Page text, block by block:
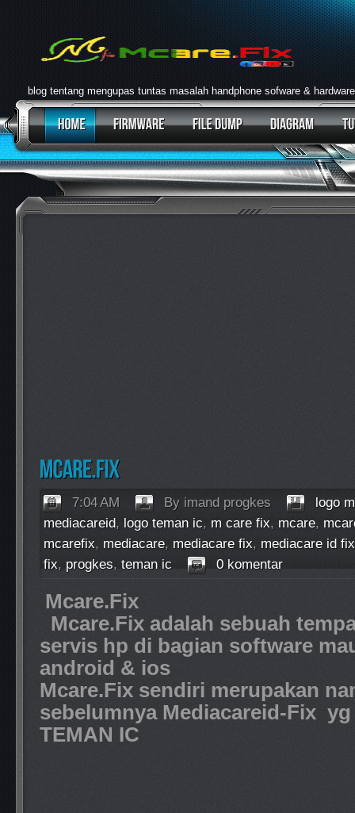
blog tentang mengupas tuntas masalah handphone sofware & hardware
7:04 AM By imand progkes
logo
mediacareid, logo teman ic, m care fix, mcare,
mcarefix, mediacare, mediacare fix, mediacare id fix
fix, progkes, teman ic 0 komentar
Mcare.Fix
Mcare.Fix adalah sebuah
servis hp di bagian software
android & ios
Mcare.Fix sendiri merupakan
sebelumnya Mediacareid-Fix
TEMAN IC